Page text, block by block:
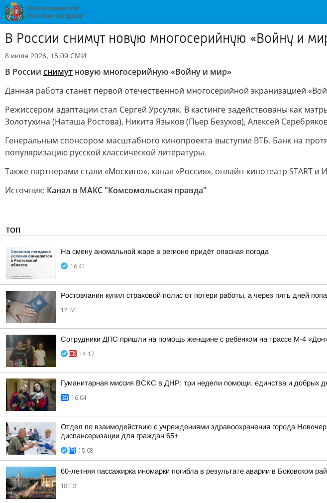
В России снимут новую многосерийную «Войну и
8 июля 2026, 15:09 СМИ
В России снимут новую многосерийную «Войну и мир»
Данная работа станет первой отечественной многосерийной экранизацией
Режиссером адаптации стал Сергей Урсуляк. В кастинге задействованы как
Золотухина (Наташа Ростова), Никита Языков (Пьер Безухов), Алексей
Генеральным спонсором масштабного кинопроекта выступил ВТБ. Банк на
популяризацию русской классической литературы.
Также партнерами стали «Москино», канал «Россия», онлайн-кинотеатр START и
Источник: Канал в МАКС "Комсомольская правда"
ТОП
На смену аномальной жаре в регионе придёт опасная погода
16:41
Ростовчанин купил страховой полис от потери работы, а через пять дней
12:34
Сотрудники ДПС пришли на помощь женщине с ребёнком на трассе М-4
14:17
Гуманитарная миссия ВСКС в ДНР: три недели помощи, единства и добрых
16:04
Отдел по взаимодействию с учреждениями здравоохранения города
диспансеризации для граждан 65+
15:08
60-летняя пассажирка иномарки погибла в результате аварии в Боковском
18:13